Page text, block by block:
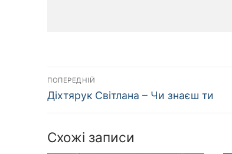
Навігація
записів
ПОПЕРЕДНІЙ
Попередній
Діхтярук Світлана – Чи знаєш ти
Схожі записи